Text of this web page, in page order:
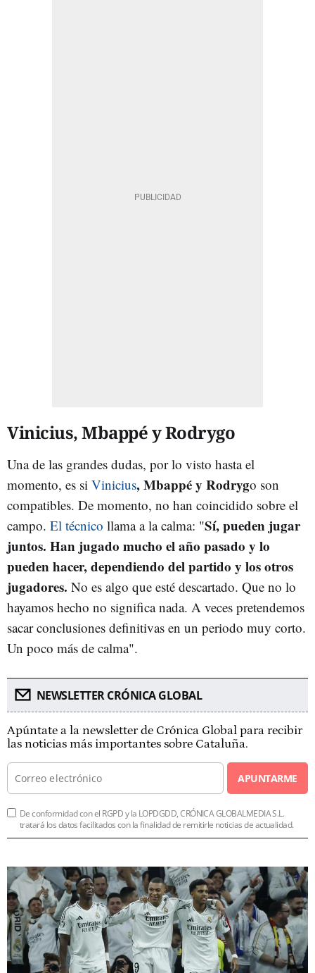
Vinicius, Mbappé y Rodrygo
Una de las grandes dudas, por lo visto hasta el
momento, es si Vinicius, Mbappé y Rodrygo son
compatibles. De momento, no han coincidido sobre el
campo. El técnico llama a la calma: "Sí, pueden jugar
juntos. Han jugado mucho el año pasado y lo
pueden hacer, dependiendo del partido y los otros
jugadores. No es algo que esté descartado. Que no lo
hayamos hecho no significa nada. A veces pretendemos
sacar conclusiones definitivas en un periodo muy corto.
Un poco más de calma".
NEWSLETTER CRÓNICA GLOBAL
Apúntate a la newsletter de Crónica Global para recibir
las noticias más importantes sobre Cataluña.
APUNTARME
De conformidad con el RGPD y la LOPDGDD, CRÓNICA GLOBALMEDIA S.L.
tratará los datos facilitados con la finalidad de remitirle noticias de actualidad.